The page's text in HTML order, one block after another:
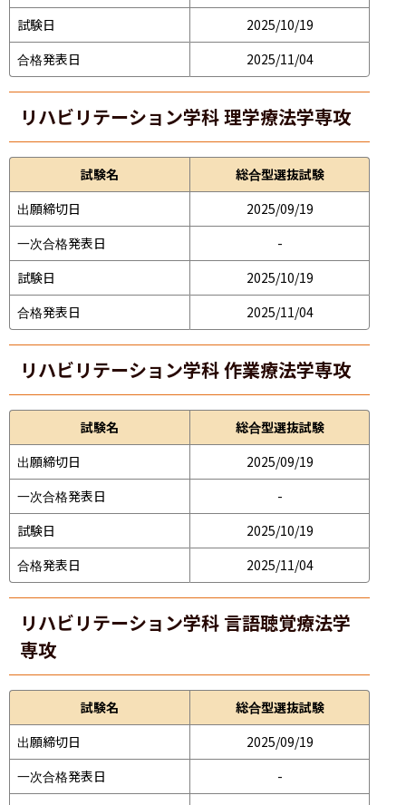
試験日
2025/10/19
合格発表日
2025/11/04
リハビリテーション学科 理学療法学専攻
試験名
総合型選抜試験
出願締切日
2025/09/19
一次合格発表日
-
試験日
2025/10/19
合格発表日
2025/11/04
リハビリテーション学科 作業療法学専攻
試験名
総合型選抜試験
出願締切日
2025/09/19
一次合格発表日
-
試験日
2025/10/19
合格発表日
2025/11/04
リハビリテーション学科 言語聴覚療法学
専攻
試験名
総合型選抜試験
出願締切日
2025/09/19
一次合格発表日
-